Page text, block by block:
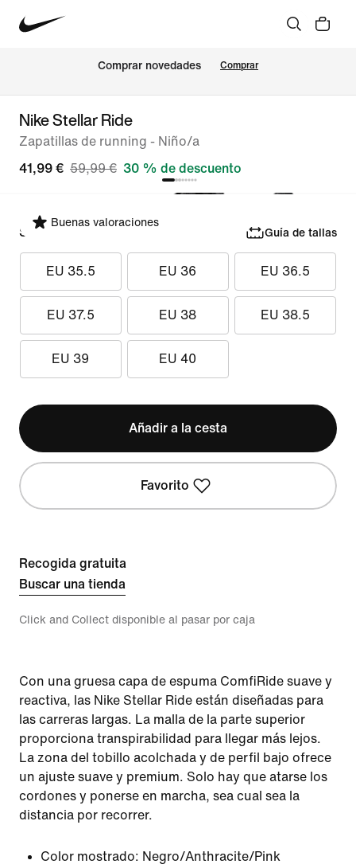
Comprar novedades Comprar
Nike Stellar Ride
Zapatillas de running - Niño/a
41,99 € 59,99 € 30 % de descuento
Buenas valoraciones
Selecciona tu talla Guía de tallas
EU 35.5 EU 36 EU 36.5
EU 37.5 EU 38 EU 38.5
EU 39 EU 40
Añadir a la cesta
Favorito
Recogida gratuita
Buscar una tienda
Click and Collect disponible al pasar por caja
Con una gruesa capa de espuma ComfiRide suave y
reactiva, las Nike Stellar Ride están diseñadas para
las carreras largas. La malla de la parte superior
proporciona transpirabilidad para llegar más lejos.
La zona del tobillo acolchada y de perfil bajo ofrece
un ajuste suave y premium. Solo hay que atarse los
cordones y ponerse en marcha, sea cual sea la
distancia por recorrer.
Color mostrado: Negro/Anthracite/Pink